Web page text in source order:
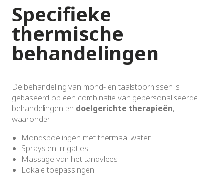
Specifieke
thermische
behandelingen
De behandeling van mond- en taalstoornissen is
gebaseerd op een combinatie van gepersonaliseerde
behandelingen en doelgerichte therapieën,
waaronder :
Mondspoelingen met thermaal water
Sprays en irrigaties
Massage van het tandvlees
Lokale toepassingen